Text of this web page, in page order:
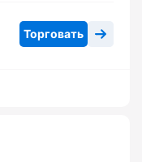
Торговать